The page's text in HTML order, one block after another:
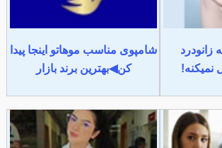
زانودرد
نمیکنه!
شامپوی مناسب موهاتو اینجا پیدا
کن◀بهترین برند بازار